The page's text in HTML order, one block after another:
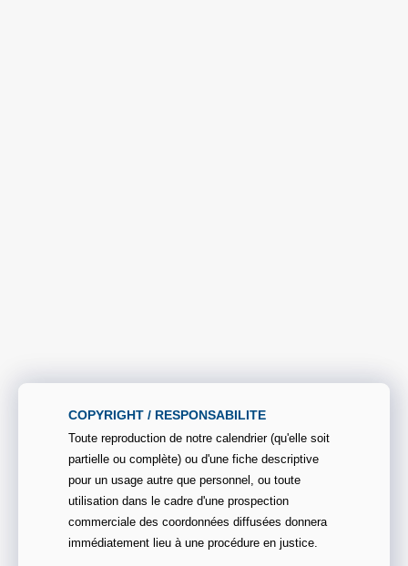
COPYRIGHT / RESPONSABILITE
Toute reproduction de notre calendrier (qu'elle soit
partielle ou complète) ou d'une fiche descriptive
pour un usage autre que personnel, ou toute
utilisation dans le cadre d'une prospection
commerciale des coordonnées diffusées donnera
immédiatement lieu à une procédure en justice.